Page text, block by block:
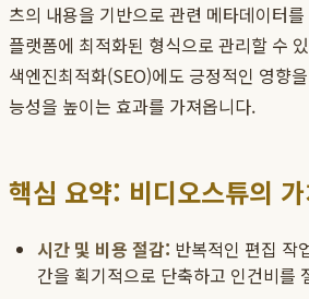
츠의 내용을 기반으로 관련 메타데이터
플랫폼에 최적화된 형식으로 관리할 수
색엔진최적화(SEO)에도 긍정적인 영향
능성을 높이는 효과를 가져옵니다.
핵심 요약: 비디오스튜의
시간 및 비용 절감: 반복적인 편집 작
간을 획기적으로 단축하고 인건비를